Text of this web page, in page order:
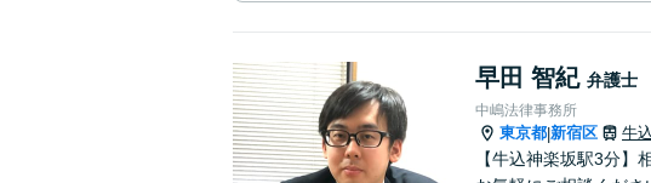
早田 智紀 弁護士
中嶋法律事務所
東京都|新宿区 牛
【牛込神楽坂駅3分